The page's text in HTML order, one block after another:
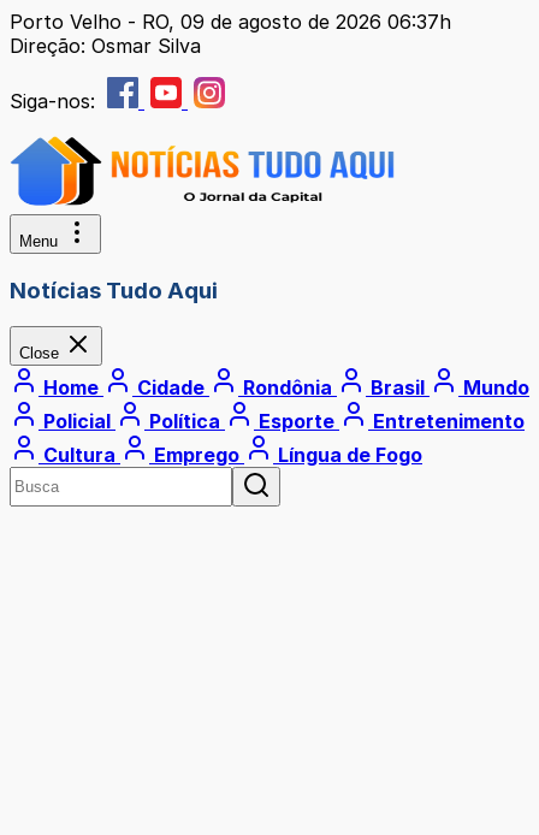
Porto Velho - RO, 09 de agosto de 2026 06:37h
Direção: Osmar Silva
Siga-nos:
Menu
Notícias Tudo Aqui
Close
Home Cidade Rondônia Brasil
Mundo
Policial
Política Esporte
Entretenimento
Cultura
Emprego Língua de Fogo